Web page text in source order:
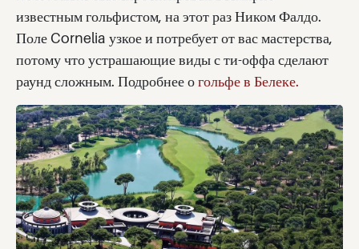
известным гольфистом, на этот раз Ником Фалдо.
Поле Cornelia узкое и потребует от вас мастерства,
потому что устрашающие виды с ти-оффа сделают
раунд сложным. Подробнее огольфе в Белеке.